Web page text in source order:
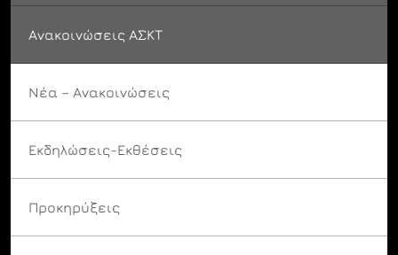
Ανακοινώσεις ΑΣΚΤ
Νέα – Ανακοινώσεις
Εκδηλώσεις-Εκθέσεις
Προκηρύξεις